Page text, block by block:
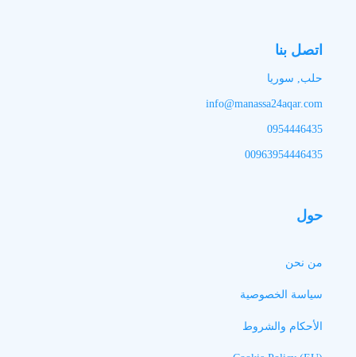
اتصل بنا
حلب, سوريا
info@manassa24aqar.com
0954446435
00963954446435
حول
من نحن
سياسة الخصوصية
الأحكام والشروط